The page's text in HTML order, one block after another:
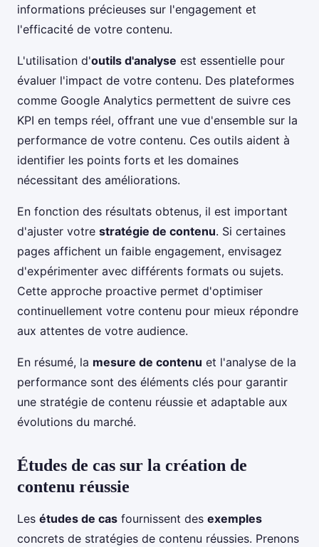
informations précieuses sur l'engagement et
l'efficacité de votre contenu.
L'utilisation d'outils d'analyse est essentielle pour
évaluer l'impact de votre contenu. Des plateformes
comme Google Analytics permettent de suivre ces
KPI en temps réel, offrant une vue d'ensemble sur la
performance de votre contenu. Ces outils aident à
identifier les points forts et les domaines
nécessitant des améliorations.
En fonction des résultats obtenus, il est important
d'ajuster votre stratégie de contenu. Si certaines
pages affichent un faible engagement, envisagez
d'expérimenter avec différents formats ou sujets.
Cette approche proactive permet d'optimiser
continuellement votre contenu pour mieux répondre
aux attentes de votre audience.
En résumé, la mesure de contenu et l'analyse de la
performance sont des éléments clés pour garantir
une stratégie de contenu réussie et adaptable aux
évolutions du marché.
Études de cas sur la création de
contenu réussie
Les études de cas fournissent des exemples
concrets de stratégies de contenu réussies. Prenons